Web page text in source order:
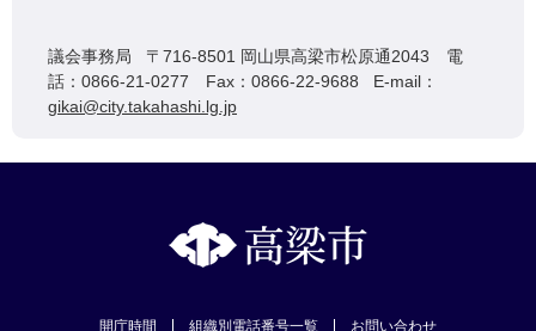
議会事務局 〒716-8501 岡山県高梁市松原通2043 電
話：0866-21-0277 Fax：0866-22-9688 E-mail：
gikai@city.takahashi.lg.jp
開庁時間 組織別電話番号一覧 お問い合わせ